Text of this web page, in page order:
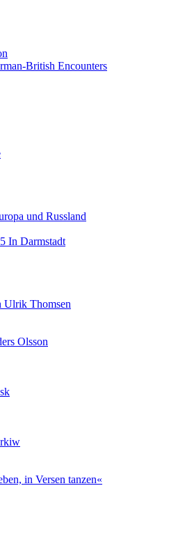
British Encounters
und Russland
In Darmstadt
Ulrik Thomsen
Olsson
in Versen tanzen«